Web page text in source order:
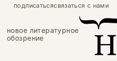
подписатьсясвязаться с нами
новое литературное
обозрение